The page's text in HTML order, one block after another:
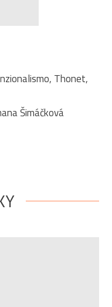
Thonet,
Šimáčková